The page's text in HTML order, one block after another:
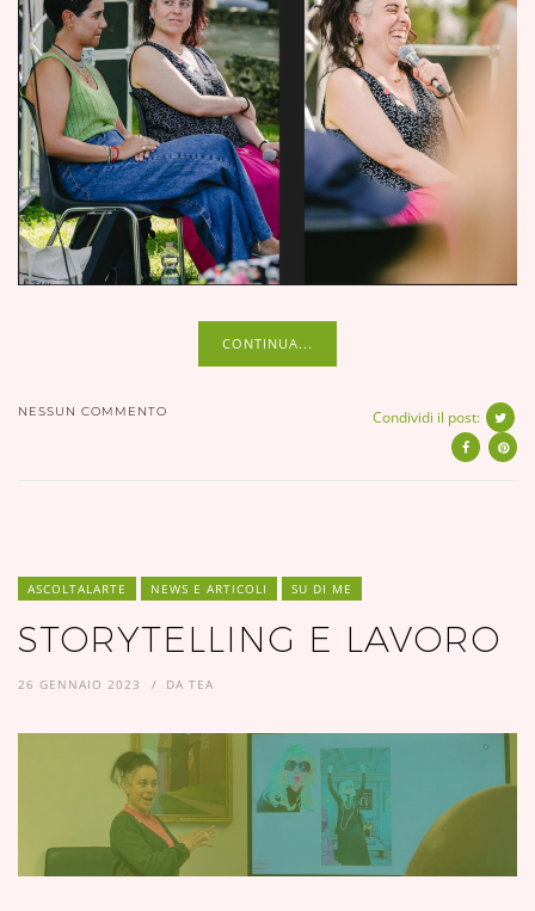
CONTINUA...
NESSUN COMMENTO Condividi il post:
ASCOLTALARTE NEWS E ARTICOLI SU DI ME
STORYTELLING E LAVORO
26 GENNAIO 2023 DA TEA